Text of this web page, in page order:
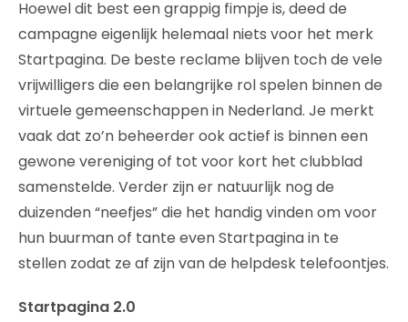
Hoewel dit best een grappig fimpje is, deed de
campagne eigenlijk helemaal niets voor het merk
Startpagina. De beste reclame blijven toch de vele
vrijwilligers die een belangrijke rol spelen binnen de
virtuele gemeenschappen in Nederland. Je merkt
vaak dat zo’n beheerder ook actief is binnen een
gewone vereniging of tot voor kort het clubblad
samenstelde. Verder zijn er natuurlijk nog de
duizenden “neefjes” die het handig vinden om voor
hun buurman of tante even Startpagina in te
stellen zodat ze af zijn van de helpdesk telefoontjes.
Startpagina 2.0